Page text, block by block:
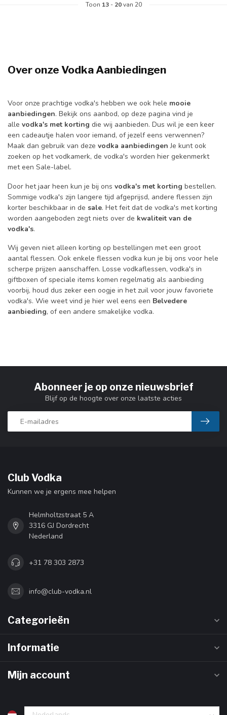
Toon 13- 20van 20
Over onze VodkaAanbiedingen
Voor onze prachtige vodka's hebben we ook hele mooie
aanbiedingen. Bekijk ons aanbod, op deze pagina vind je
alle vodka's met korting die wij aanbieden. Dus wil je een keer
een cadeautje halen voor iemand, of jezelf eens verwennen?
Maak dan gebruik van deze vodka aanbiedingen Je kunt ook
zoeken op het vodkamerk, de vodka's worden hier gekenmerkt
met een Sale-label.
Door het jaar heen kun je bij ons vodka's met korting bestellen.
Sommige vodka's zijn langere tijd afgeprijsd, andere flessen zijn
korter beschikbaar in de sale. Het feit dat de vodka's met korting
worden aangeboden zegt niets over de kwaliteit van de
vodka's.
Wij geven niet alleen korting op bestellingen met een groot
aantal flessen. Ook enkele flessen vodka kun je bij ons voor hele
scherpe prijzen aanschaffen. Losse vodkaflessen, vodka's in
giftboxen of speciale items komen regelmatig als aanbieding
voorbij, houd dus zeker een oogje in het zuil voor jouw favoriete
vodka's. Wie weet vind je hier wel eens een Belvedere
aanbieding, of een andere smakelijke vodka.
Abonneer je op onze nieuwsbrief
Blijf op de hoogte over onze laatste acties
Club Vodka
Kunnen we je ergens mee helpen
Helmholtzstraat 5 A
3316 GJ Dordrecht
Nederland
+31 78 303 2873
info@club-vodka.nl
Categorieën
Informatie
Mijn account